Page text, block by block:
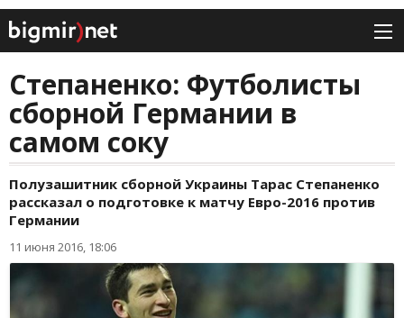
Степаненко: Футболисты
сборной Германии в
самом соку
Полузашитник сборной Украины Тарас Степаненко
рассказал о подготовке к матчу Евро-2016 против
Германии
11 июня 2016, 18:06